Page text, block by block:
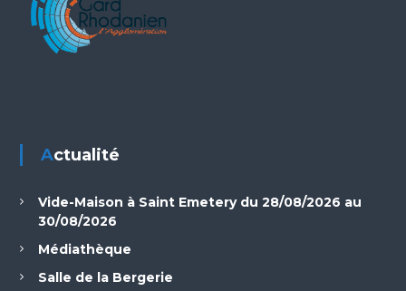
Actualité
Vide-Maison à Saint Emetery du 28/08/2026 au
30/08/2026
Médiathèque
Salle de la Bergerie